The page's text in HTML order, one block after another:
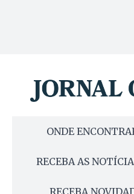
ONDE
RECEBA AS